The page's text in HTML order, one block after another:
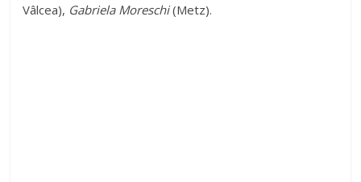
Vâlcea), Gabriela Moreschi(Metz).